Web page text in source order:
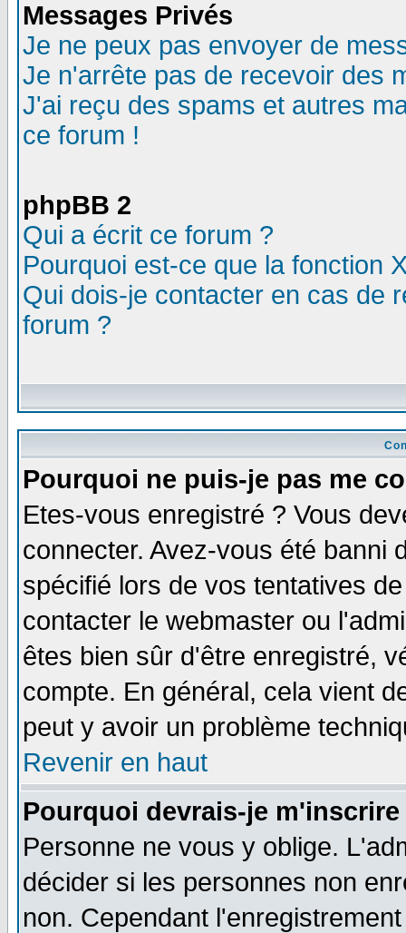
Messages Privés
Je ne peux pas envoyer de
Je n'arrête pas de recevoir des
J'ai reçu des spams et autres
ce forum !
phpBB 2
Qui a écrit ce forum ?
Pourquoi est-ce que la fonction
Qui dois-je contacter en cas de
forum ?
Pourquoi ne puis-je pas me
Etes-vous enregistré ? Vous
connecter. Avez-vous été banni
spécifié lors de vos tentatives
contacter le webmaster ou
êtes bien sûr d'être enregistré,
compte. En général, cela vient
peut y avoir un problème
Revenir en haut
Pourquoi devrais-je
Personne ne vous y oblige.
décider si les personnes non
non. Cependant